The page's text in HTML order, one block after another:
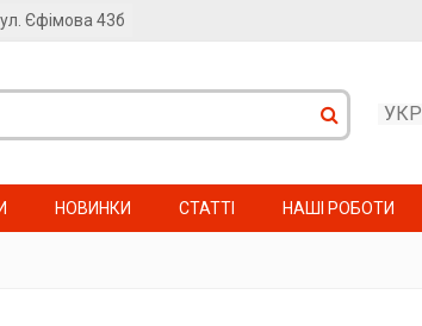
Єфімова 43б
УКР
НОВИНКИ СТАТТІ НАШІ РОБОТИ